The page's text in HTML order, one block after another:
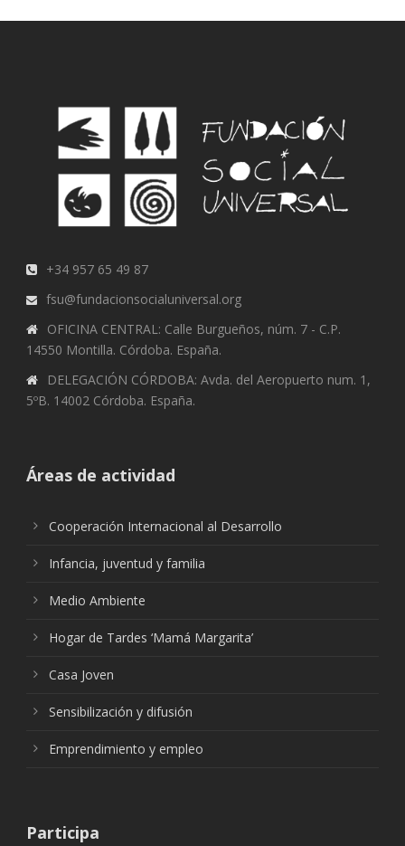
+34 957 65 49 87
fsu@fundacionsocialuniversal.org
OFICINA CENTRAL: Calle Burgueños, núm. 7 - C.P.
14550 Montilla. Córdoba. España.
DELEGACIÓN CÓRDOBA: Avda. del Aeropuerto num. 1,
5ºB. 14002 Córdoba. España.
Áreas de actividad
Cooperación Internacional al Desarrollo
Infancia, juventud y familia
Medio Ambiente
Hogar de Tardes ‘Mamá Margarita’
Casa Joven
Sensibilización y difusión
Emprendimiento y empleo
Participa